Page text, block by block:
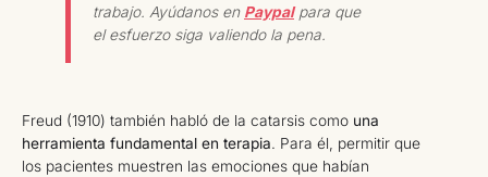
trabajo. Ayúdanos en Paypalpara que
el esfuerzo siga valiendo la pena.
Freud (1910) también habló de la catarsis como una
herramienta fundamental en terapia. Para él, permitir que
los pacientes muestren las emociones que habían